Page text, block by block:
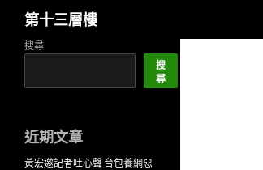
第十三層樓
搜尋
搜
尋
近期文章
黃宏邀記者吐心聲 台包養網惡